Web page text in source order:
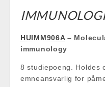
HUIMM906A–
immunology
8 studiepoeng. Holdes
emneansvarlig for